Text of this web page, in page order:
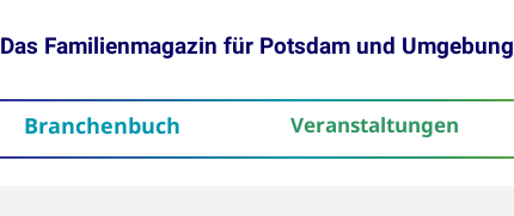
Das Familienmagazin für Potsdam und Umgebung
Branchenbuch Veranstaltungen